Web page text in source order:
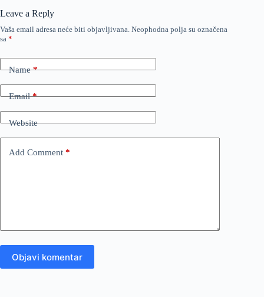
Leave a Reply
Vaša email adresa neće biti objavljivana. Neophodna polja su označena
sa *
Name*
Email*
Website
Add Comment *
Objavi komentar